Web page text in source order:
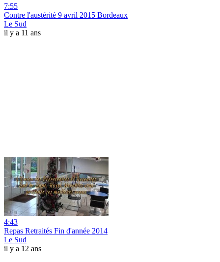
7:55
Contre l'austérité 9 avril 2015 Bordeaux
Le Sud
il y a 11 ans
4:43
Repas Retraités Fin d'année 2014
Le Sud
il y a 12 ans